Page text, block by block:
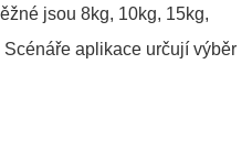
jsou 8kg, 10kg, 15kg,
aplikace určují výběr